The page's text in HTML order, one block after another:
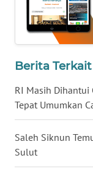
Berita Terkait
RI Masih Dihantui
Tepat Umumkan
Saleh Siknun
Sulut
WN
TAPANULI
TENGAH
WN DELI
WN
TINGGI
WN